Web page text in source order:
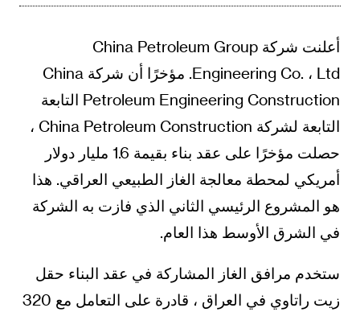
أعلنت شركة China Petroleum Group
Engineering Co. ، Ltd. مؤخرًا أن شركة China
Petroleum Engineering Construction التابعة
التابعة لشركة China Petroleum Construction ،
حصلت مؤخرًا على عقد بناء بقيمة 1.6 مليار دولار
أمريكي لمحطة معالجة الغاز الطبيعي العراقي. هذا
هو المشروع الرئيسي الثاني الذي فازت به الشركة
في الشرق الأوسط هذا العام.
ستخدم مرافق الغاز المشاركة في عقد البناء حقل
زيت راتاوي في العراق ، قادرة على التعامل مع 320